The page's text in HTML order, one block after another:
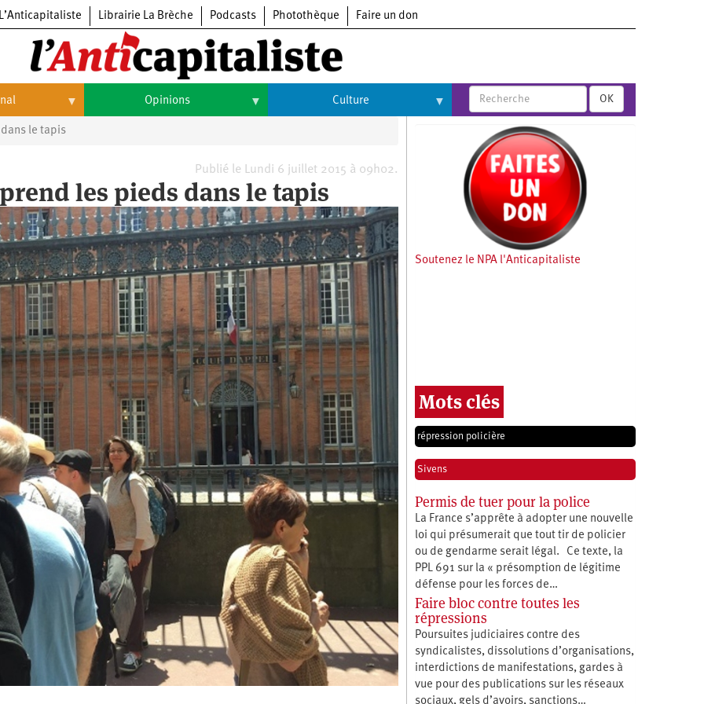
L’Anticapitaliste Librairie La Brèche Podcasts Photothèque Faire un don
Opinions Culture
Arts
Cinéma
Expositions
Livres
Musique
OK
le tapis
Publié le Lundi 6 juillet 2015 à 09h02.
les pieds dans le tapis
Soutenez le NPA l'Anticapitaliste
Mots clés
répression policière
Sivens
Permis de tuer pour la police
La France s’apprête à adopter une nouvelle
loi qui présumerait que tout tir de policier
ou de gendarme serait légal. Ce texte, la
PPL 691 sur la « présomption de légitime
défense pour les forces de…
Faire bloc contre toutes les
répressions
Poursuites judiciaires contre des
syndicalistes, dissolutions d’organisations,
interdictions de manifestations, gardes à
vue pour des publications sur les réseaux
sociaux, gels d’avoirs, sanctions…